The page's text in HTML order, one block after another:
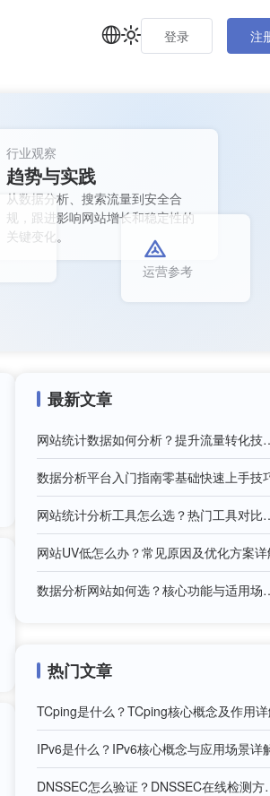
登录 注
行业观察
趋势与实践
从数据分析、搜索流量到安全合
规，跟进影响网站增长和稳定性的
关键变化。
运营参考
最新文章
网站统计数据
数据分析平台入门指南零基础快速上手技
网站统计分析
网站UV低怎么办？常见原因及优化方案
数据分析网站
热门文章
TCping是什么？TCping核心概念及作用
IPv6是什么？IPv6核心概念与应用场景详
DNSSEC